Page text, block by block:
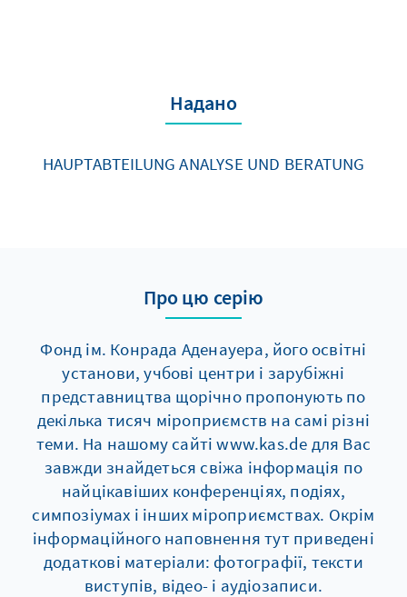
Надано
HAUPTABTEILUNG ANALYSE UND BERATUNG
Про цю серію
Фонд ім. Конрада Аденауера, його освітні
установи, учбові центри і зарубіжні
представництва щорічно пропонують по
декілька тисяч мiроприємств на самі різні
теми. На нашому сайті www.kas.de для Вас
завжди знайдеться свіжа інформація по
найцікавіших конференціях, подіях,
симпозіумах і інших мiроприємствах. Окрім
інформаційного наповнення тут приведені
додаткові матеріали: фотографії, тексти
виступів, відео- і аудіозаписи.